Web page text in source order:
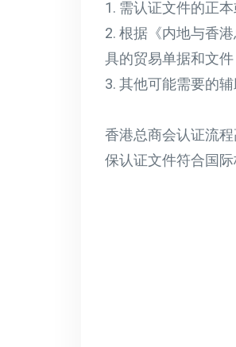
1. 需认证文件的正
2. 根据《内地与香
具的贸易单据和文
3. 其他可能需要的
香港总商会认证流
保认证文件符合国